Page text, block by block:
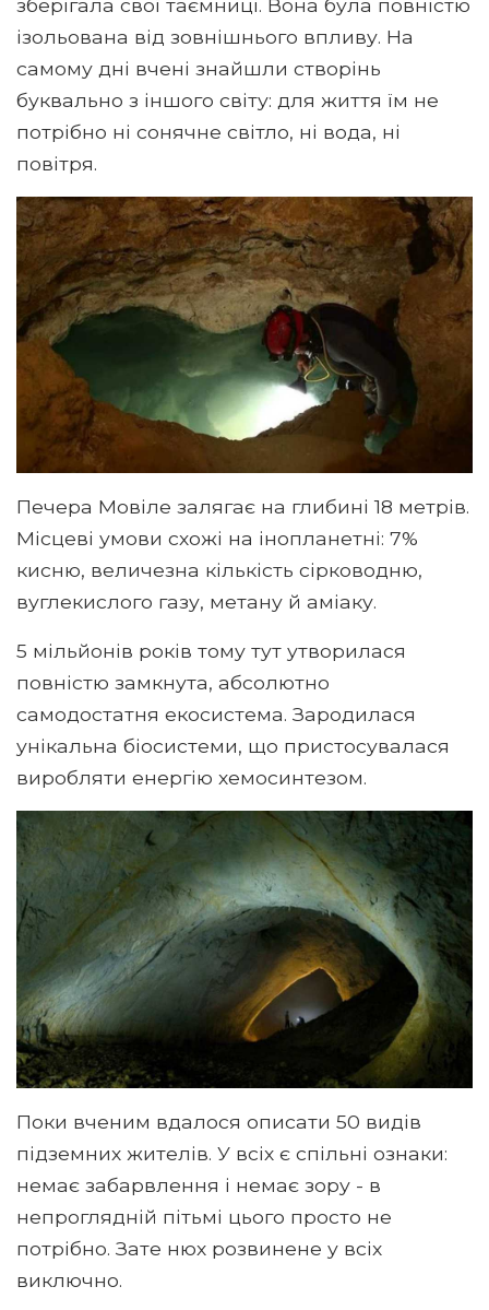
зберігала свої таємниці. Вона була повністю
ізольована від зовнішнього впливу. На
самому дні вчені знайшли створінь
буквально з іншого світу: для життя їм не
потрібно ні сонячне світло, ні вода, ні
повітря.
Печера Мовіле залягає на глибині 18 метрів.
Місцеві умови схожі на інопланетні: 7%
кисню, величезна кількість сірководню,
вуглекислого газу, метану й аміаку.
5 мільйонів років тому тут утворилася
повністю замкнута, абсолютно
самодостатня екосистема. Зародилася
унікальна біосистеми, що пристосувалася
виробляти енергію хемосинтезом.
Поки вченим вдалося описати 50 видів
підземних жителів. У всіх є спільні ознаки:
немає забарвлення і немає зору - в
непроглядній пітьмі цього просто не
потрібно. Зате нюх розвинене у всіх
виключно.